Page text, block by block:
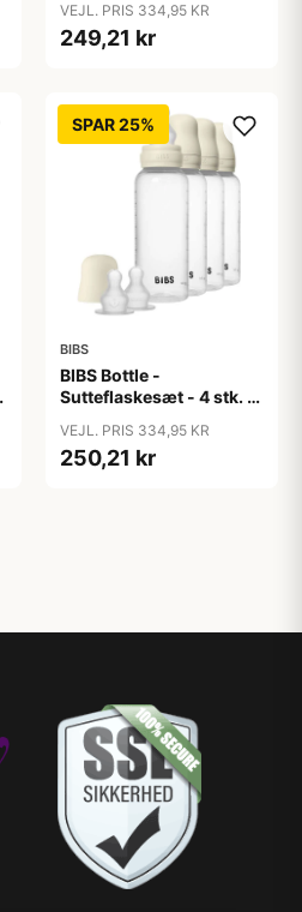
270ml - Ivory
VEJL. PRIS 334,95 KR
249,21 kr
SPAR 25%
BIBS
BIBS Bottle -
Sutteflaskesæt - 4 stk. -
270ml - Ivory
VEJL. PRIS 334,95 KR
250,21 kr